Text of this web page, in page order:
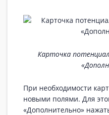
Карточка
При необходимости
новыми полями. Для
«Дополнительно»